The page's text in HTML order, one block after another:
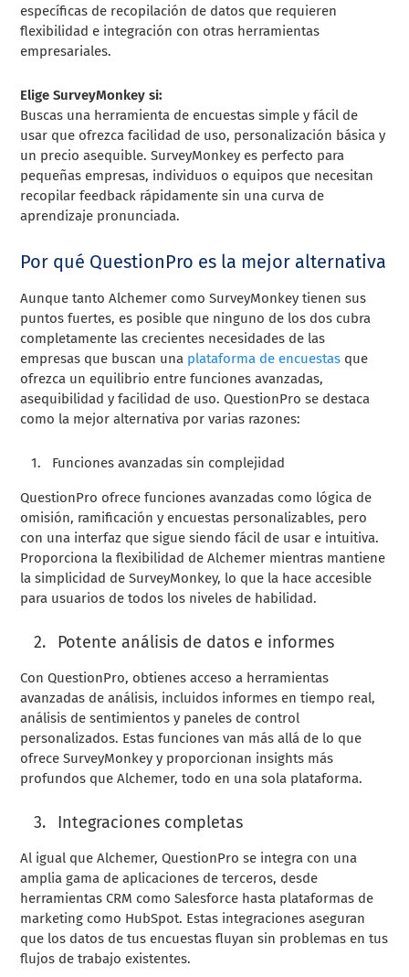
específicas de recopilación de datos que requieren
flexibilidad e integración con otras herramientas
empresariales.
Elige SurveyMonkey si:
Buscas una herramienta de encuestas simple y fácil de
usar que ofrezca facilidad de uso, personalización básica y
un precio asequible. SurveyMonkey es perfecto para
pequeñas empresas, individuos o equipos que necesitan
recopilar feedback rápidamente sin una curva de
aprendizaje pronunciada.
Por qué QuestionPro es la mejor alternativa
Aunque tanto Alchemer como SurveyMonkey tienen sus
puntos fuertes, es posible que ninguno de los dos cubra
completamente las crecientes necesidades de las
empresas que buscan una plataforma de encuestas que
ofrezca un equilibrio entre funciones avanzadas,
asequibilidad y facilidad de uso. QuestionPro se destaca
como la mejor alternativa por varias razones:
Funciones avanzadas sin complejidad
QuestionPro ofrece funciones avanzadas como lógica de
omisión, ramificación y encuestas personalizables, pero
con una interfaz que sigue siendo fácil de usar e intuitiva.
Proporciona la flexibilidad de Alchemer mientras mantiene
la simplicidad de SurveyMonkey, lo que la hace accesible
para usuarios de todos los niveles de habilidad.
Potente análisis de datos e informes
Con QuestionPro, obtienes acceso a herramientas
avanzadas de análisis, incluidos informes en tiempo real,
análisis de sentimientos y paneles de control
personalizados. Estas funciones van más allá de lo que
ofrece SurveyMonkey y proporcionan insights más
profundos que Alchemer, todo en una sola plataforma.
Integraciones completas
Al igual que Alchemer, QuestionPro se integra con una
amplia gama de aplicaciones de terceros, desde
herramientas CRM como Salesforce hasta plataformas de
marketing como HubSpot. Estas integraciones aseguran
que los datos de tus encuestas fluyan sin problemas en tus
flujos de trabajo existentes.